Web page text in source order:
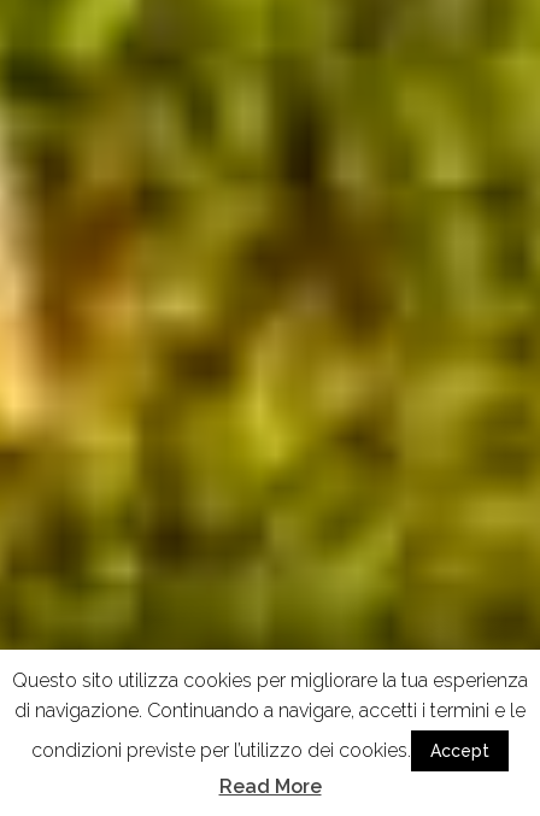
Questo sito utilizza cookies per migliorare la tua esperienza
di navigazione. Continuando a navigare, accetti i termini e le
condizioni previste per l’utilizzo dei cookies.
Accept
Read More